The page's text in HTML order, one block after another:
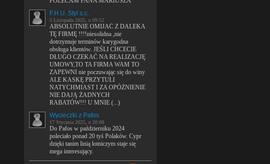
F.H.U. Styl s.c.
5 Listopada 2025, o 09:52
ABSOLUTNIE OMIJAĆ Z DALEKA
TĘ FIRMĘ !!!!niesolidna ,nie
dotrzymuje terminów karygodna
obsługa klientów. JEŚLI CHCECIE
DŁUGO CZEKAĆ NA REALIZACJĘ
UMOWY,TO TA FIRMA WAM TO
ZAPEWNI nie poczuwając się do winy
ALE KASKĘ PRZYTULI
NATYCHMIAST I ZA OPÓŻNIENIE
NIE DAJĄ ŻADNYCH
RABATÓW!!! U MNIE (...)
Wycieczki z Pafos
17 Stycznia 2025, o 20:08
Do Pafos w październiku 2024
poleciało ponad 20 tyś Polaków. Cypr
dzięki tanim linią lotniczym staje się
mega interesujący.